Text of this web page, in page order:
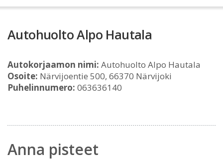
Autohuolto Alpo Hautala
Autokorjaamon nimi: Autohuolto Alpo Hautala
Osoite: Närvijoentie 500, 66370 Närvijoki
Puhelinnumero: 063636140
Anna pisteet